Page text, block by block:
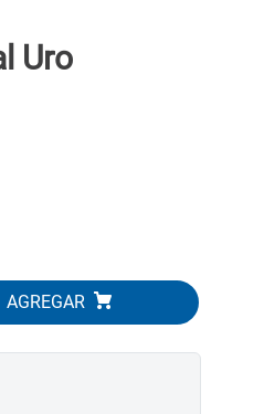
Uro